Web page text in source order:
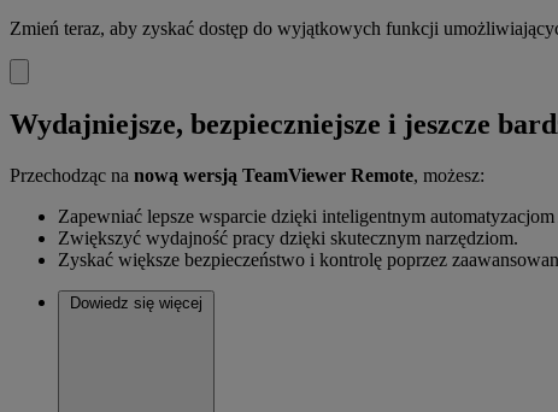
Zmień teraz, aby zyskać dostęp do wyjątkowych funkcji
Wydajniejsze, bezpieczniejsze i jeszcze
Przechodząc na nową wersją TeamViewer Remote, możesz:
Zapewniać lepsze wsparcie dzięki inteligentnym
Zwiększyć wydajność pracy dzięki skutecznym narzędziom.
Zyskać większe bezpieczeństwo i kontrolę poprzez
Dowiedz się więcej